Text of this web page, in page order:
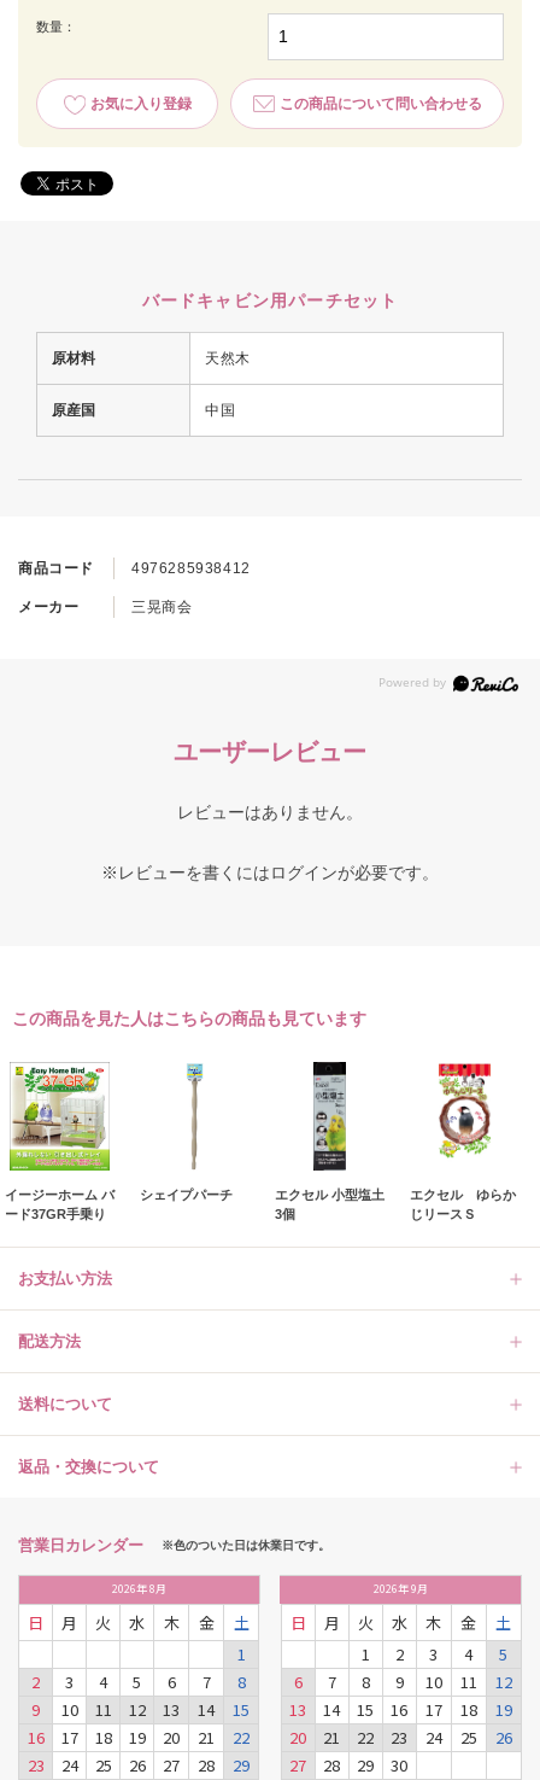
数量：
お気に入り登録 この商品について問い合わせる
商品コード 4976285938412
メーカー 三晃商会
バードキャビン用パーチセット
原材料 天然木
原産国 中国
ユーザーレビュー
レビューはありません。
※レビューを書くにはログインが必要です。
この商品を見た人はこちらの商品も見ています
イージーホーム バ
ード37GR手乗り
シェイプパーチ
エクセル 小型塩土
3個
エクセル ゆらか
じリースＳ
お支払い方法
配送方法
送料について
返品・交換について
営業日カレンダー ※色のついた日は休業日です。
2026年8月
日 月 火 水 木 金
土
1
2
3 4 5 6 7
8
9
10 11 12 13 14
15
16
17 18 19 20 21
22
23
24 25 26 27 28 29
2026年9月
日 月 火 水 木 金
土
1
2 3 4
5
6
7 8 9 10 11
12
13
14 15 16 17 18
19
20
21 22 23 24 25
26
27
28 29 30